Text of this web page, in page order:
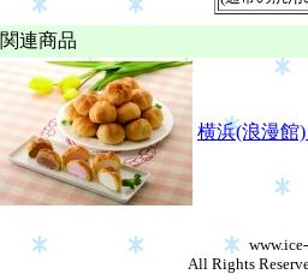
関連商品
横浜(浪漫館
All Rights